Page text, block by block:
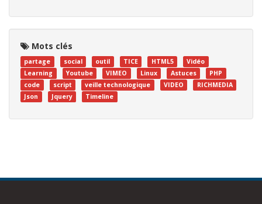
Mots clés
partage social outil TICE HTML5
Vidéo
Learning
Youtube VIMEO Linux Astuces
PHP
code
script veille technologique VIDEO
RICHMEDIA
Json
Jquery Timeline